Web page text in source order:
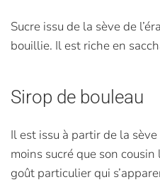
Sucre issu de la sève de
bouillie. Il est riche en
Sirop de bouleau
Il est issu à partir de la
moins sucré que son cousin
goût particulier qui